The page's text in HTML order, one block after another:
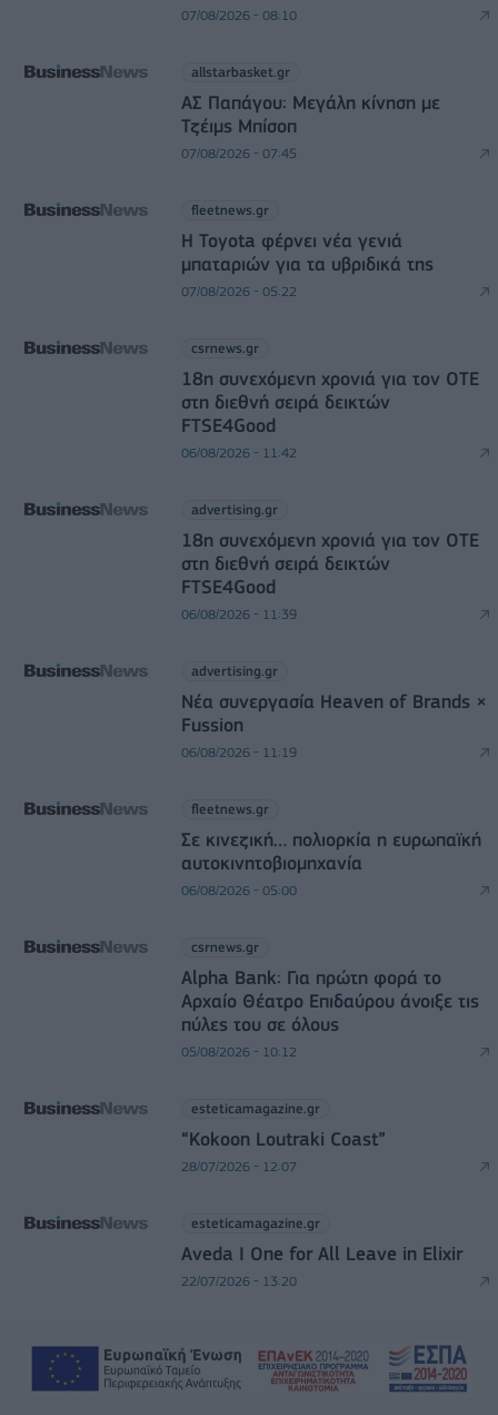
07/08/2026 - 08:10
allstarbasket.gr
ΑΣ Παπάγου: Μεγάλη κίνηση με
Τζέιμς Μπίσοπ
07/08/2026 - 07:45
fleetnews.gr
Η Toyota φέρνει νέα γενιά
μπαταριών για τα υβριδικά της
07/08/2026 - 05:22
csrnews.gr
18η συνεχόμενη χρονιά για τον ΟΤΕ
στη διεθνή σειρά δεικτών
FTSE4Good
06/08/2026 - 11:42
advertising.gr
18η συνεχόμενη χρονιά για τον ΟΤΕ
στη διεθνή σειρά δεικτών
FTSE4Good
06/08/2026 - 11:39
advertising.gr
Νέα συνεργασία Heaven of Brands ×
Fussion
06/08/2026 - 11:19
fleetnews.gr
Σε κινεζική… πολιορκία η ευρωπαϊκή
αυτοκινητοβιομηχανία
06/08/2026 - 05:00
csrnews.gr
Alpha Bank: Για πρώτη φορά το
Αρχαίο Θέατρο Επιδαύρου άνοιξε τις
πύλες του σε όλους
05/08/2026 - 10:12
esteticamagazine.gr
“Kokoon Loutraki Coast”
28/07/2026 - 12:07
esteticamagazine.gr
Aveda I One for All Leave in Elixir
22/07/2026 - 13:20